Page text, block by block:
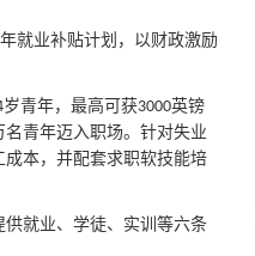
就业补贴计划，以财政激励
岁青年，最高可获3000英镑
名青年迈入职场。针对失业
成本，并配套求职软技能培
就业、学徒、实训等六条